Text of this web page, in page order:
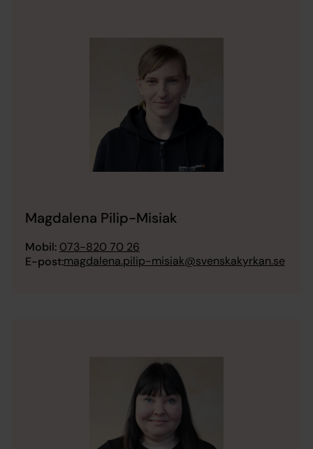
Magdalena Pilip-Misiak
Mobil: 073-820 70 26
E-post:magdalena.pilip-misiak@svenskakyrkan.se